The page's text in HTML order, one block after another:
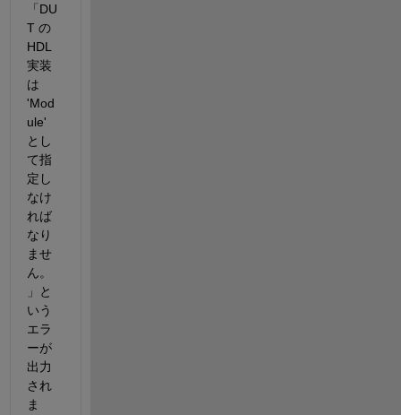
「DU
T の
HDL
実装
は
'Mod
ule'
とし
て指
定し
なけ
れば
なり
ませ
ん。
」と
いう
エラ
ーが
出力
され
ま